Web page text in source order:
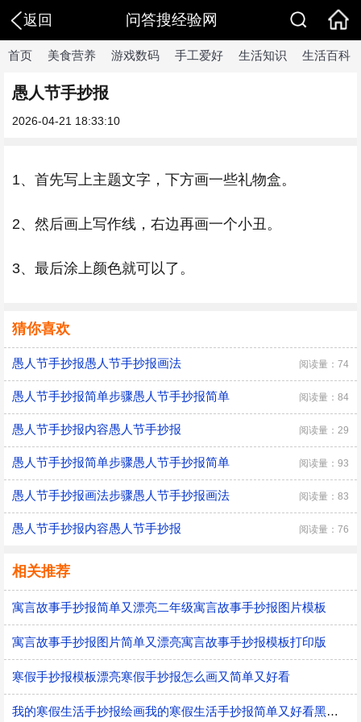
返回 问答搜经验网
首页 美食营养 游戏数码 手工爱好 生活知识 生活百科
愚人节手抄报
2026-04-21 18:33:10
1、首先写上主题文字，下方画一些礼物盒。
2、然后画上写作线，右边再画一个小丑。
3、最后涂上颜色就可以了。
猜你喜欢
愚人节手抄报愚人节手抄报画法 阅读量：74
愚人节手抄报简单步骤愚人节手抄报简单 阅读量：84
愚人节手抄报内容愚人节手抄报 阅读量：29
愚人节手抄报简单步骤愚人节手抄报简单 阅读量：93
愚人节手抄报画法步骤愚人节手抄报画法 阅读量：83
愚人节手抄报内容愚人节手抄报 阅读量：76
相关推荐
寓言故事手抄报简单又漂亮二年级寓言故事手抄报图片模板
寓言故事手抄报图片简单又漂亮寓言故事手抄报模板打印版
寒假手抄报模板漂亮寒假手抄报怎么画又简单又好看
我的寒假生活手抄报绘画我的寒假生活手抄报简单又好看黑白线稿